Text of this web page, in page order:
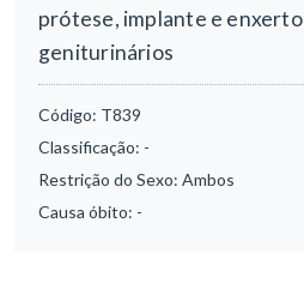
prótese, implante e enxerto
geniturinários
Código: T839
Classificação: -
Restrição do Sexo: Ambos
Causa óbito: -